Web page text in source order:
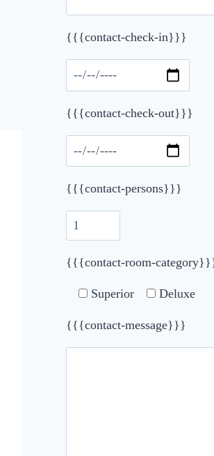
Please leave this field empty.
{{{contact-check-in}}}
{{{contact-check-out}}}
{{{contact-persons}}}
{{{contact-room-
Superior Deluxe
{{{contact-message}}}